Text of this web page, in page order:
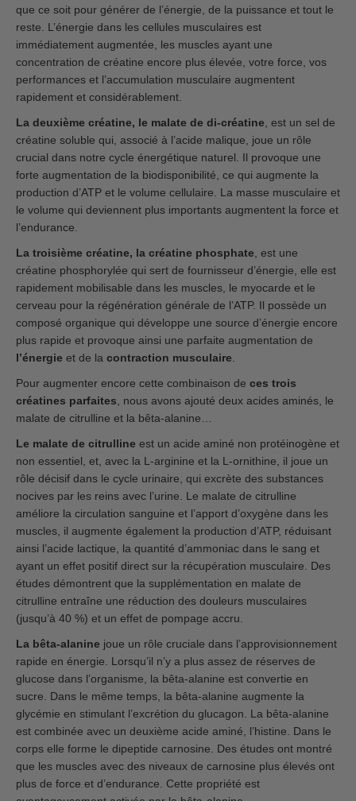
que ce soit pour générer de l’énergie, de la puissance et tout le
reste. L’énergie dans les cellules musculaires est
immédiatement augmentée, les muscles ayant une
concentration de créatine encore plus élevée, votre force, vos
performances et l’accumulation musculaire augmentent
rapidement et considérablement.
La deuxième créatine, le malate de di-créatine , est un sel de
créatine soluble qui, associé à l’acide malique, joue un rôle
crucial dans notre cycle énergétique naturel. Il provoque une
forte augmentation de la biodisponibilité, ce qui augmente la
production d’ATP et le volume cellulaire. La masse musculaire et
le volume qui deviennent plus importants augmentent la force et
l’endurance.
La troisième créatine, la créatine phosphate , est une
créatine phosphorylée qui sert de fournisseur d’énergie, elle est
rapidement mobilisable dans les muscles, le myocarde et le
cerveau pour la régénération générale de l’ATP. Il possède un
composé organique qui développe une source d’énergie encore
plus rapide et provoque ainsi une parfaite augmentation de
l’énergie et de la contraction musculaire
Pour augmenter encore cette combinaison de ces trois
créatines parfaites , nous avons ajouté deux acides aminés, le
malate de citrulline et la bêta-alanine…
Le malate de citrulline est un acide aminé non protéinogène et
non essentiel, et, avec la L-arginine et la L-ornithine, il joue un
rôle décisif dans le cycle urinaire, qui excrète des substances
nocives par les reins avec l’urine. Le malate de citrulline
améliore la circulation sanguine et l’apport d’oxygène dans les
muscles, il augmente également la production d’ATP, réduisant
ainsi l’acide lactique, la quantité d’ammoniac dans le sang et
ayant un effet positif direct sur la récupération musculaire. Des
études démontrent que la supplémentation en malate de
citrulline entraîne une réduction des douleurs musculaires
(jusqu’à 40 %) et un effet de pompage accru.
La bêta-alanine joue un rôle cruciale dans l’approvisionnement
rapide en énergie. Lorsqu’il n’y a plus assez de réserves de
glucose dans l’organisme, la bêta-alanine est convertie en
sucre. Dans le même temps, la bêta-alanine augmente la
glycémie en stimulant l’excrétion du glucagon. La bêta-alanine
est combinée avec un deuxième acide aminé, l’histine. Dans le
corps elle forme le dipeptide carnosine. Des études ont montré
que les muscles avec des niveaux de carnosine plus élevés ont
plus de force et d’endurance. Cette propriété est